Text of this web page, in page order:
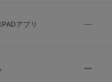
アプリ